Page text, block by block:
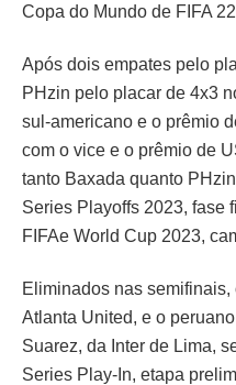
Copa do Mundo de FIFA
Após dois empates pelo
PHzin pelo placar de 4x3
sul-americano e o prêmio
com o vice e o prêmio de
tanto Baxada quanto
Series Playoffs 2023, fase
FIFAe World Cup 2023,
Eliminados nas
Atlanta United, e o
Suarez, da Inter de Lima,
Series Play-In, etapa